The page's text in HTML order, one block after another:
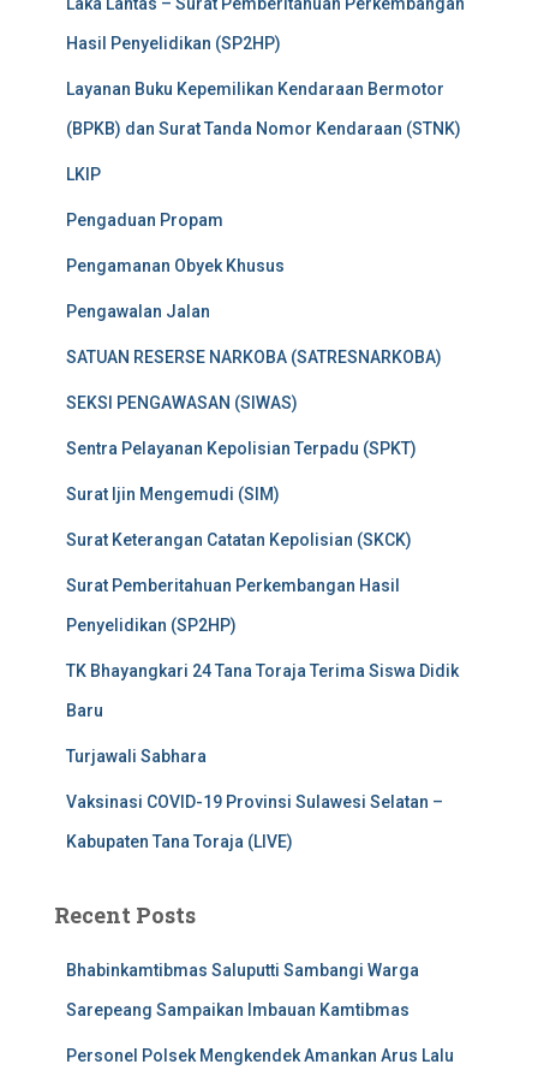
Hasil Penyelidikan (SP2HP)
Layanan Buku Kepemilikan Kendaraan Bermotor
(BPKB) dan Surat Tanda Nomor Kendaraan (STNK)
LKIP
Pengaduan Propam
Pengamanan Obyek Khusus
Pengawalan Jalan
SATUAN RESERSE NARKOBA (SATRESNARKOBA)
SEKSI PENGAWASAN (SIWAS)
Sentra Pelayanan Kepolisian Terpadu (SPKT)
Surat Ijin Mengemudi (SIM)
Surat Keterangan Catatan Kepolisian (SKCK)
Surat Pemberitahuan Perkembangan Hasil
Penyelidikan (SP2HP)
TK Bhayangkari 24 Tana Toraja Terima Siswa Didik
Baru
Turjawali Sabhara
Vaksinasi COVID-19 Provinsi Sulawesi Selatan –
Kabupaten Tana Toraja (LIVE)
Recent Posts
Bhabinkamtibmas Saluputti Sambangi Warga
Sarepeang Sampaikan Imbauan Kamtibmas
Personel Polsek Mengkendek Amankan Arus Lalu